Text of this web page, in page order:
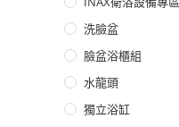
洗臉盆
臉盆浴櫃組
水龍頭
獨立浴缸